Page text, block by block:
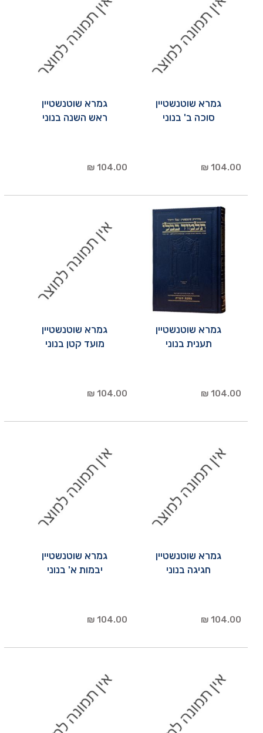
גמרא שוטנשטיין
סוכה ב' בנוני
104.00 ₪
גמרא שוטנשטיין
ראש השנה בנוני
104.00 ₪
גמרא שוטנשטיין
תענית בנוני
104.00 ₪
גמרא שוטנשטיין
מועד קטן בנוני
104.00 ₪
גמרא שוטנשטיין
חגיגה בנוני
104.00 ₪
גמרא שוטנשטיין
יבמות א' בנוני
104.00 ₪